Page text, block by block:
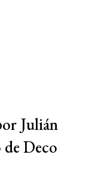
Julián
Deco